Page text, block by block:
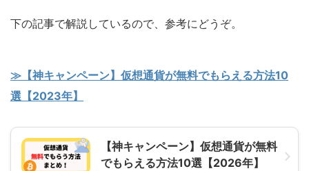
下の記事で解説しているので、参考にどうぞ。
≫【神キャンペーン】仮想通貨が無料でもらえる方法10
選【2023年】
【神キャンペーン】仮想通貨が無料
でもらえる方法10選【2026年】